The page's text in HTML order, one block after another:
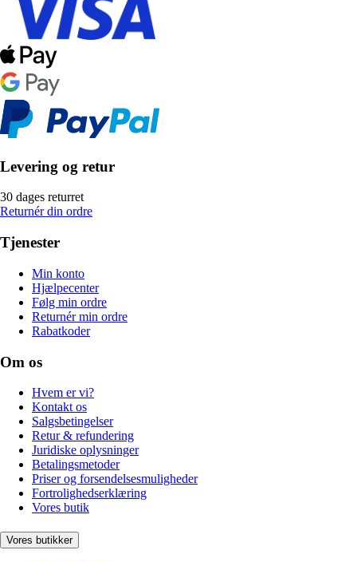
Levering og retur
30 dages returret
Returnér din ordre
Tjenester
Min konto
Hjælpecenter
Følg min ordre
Returnér min ordre
Rabatkoder
Om os
Hvem er vi?
Kontakt os
Salgsbetingelser
Retur & refundering
Juridiske oplysninger
Betalingsmetoder
Priser og forsendelsesmuligheder
Fortrolighedserklæring
Vores butik
Vores butikker